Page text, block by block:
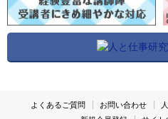
よくあるご質問 お問い合わせ